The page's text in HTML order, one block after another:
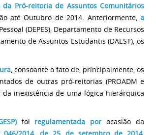
Pró-reitoria de Assuntos Comunitários
até Outubro de 2014. Anteriormente, a
(DEPES), Departamento de Recursos
de Assuntos Estudantis (DAEST), os
, consoante o fato de, principalmente, os
de outras pró-reitorias (PROADM e
da inexistência de uma lógica hierárquica
foi regulamentada por ocasião da